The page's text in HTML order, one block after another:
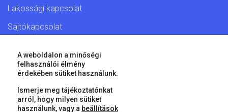
Lakossági kapcsolat
Sajtókapcsolat
© 2026 Győr Megyei Jogú Város • Minden jog fenntartva!
A weboldalon a minőségi
felhasználói élmény
érdekében sütiket használunk.
Ismerje meg tájékoztatónkat
arról, hogy milyen sütiket
használunk, vagy a beállítások